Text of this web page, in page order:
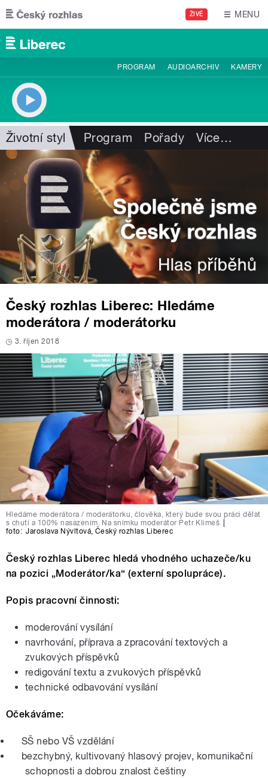
Přejít k hlavnímu obsahu
ŽIVĚ MENU
PROGRAM AUDIOARCHIV KAMERY
Životní styl Program Pořady Více…
Český rozhlas Liberec: Hledáme
moderátora / moderátorku
3. říjen 2018
Hledáme moderátora / moderátorku, člověka, který bude svou práci dělat
s chutí a 100% nasazením. Na snímku moderátor Petr Klimeš
foto: Jaroslava Nývltová,Český rozhlas Liberec
Český rozhlas Liberec hledá vhodného uchazeče/ku
na pozici „Moderátor/ka“ (externí spolupráce).
Popis pracovní činnosti:
moderování vysílání
navrhování, příprava a zpracování textových a
zvukových příspěvků
redigování textu a zvukových příspěvků
technické odbavování vysílání
Očekáváme:
SŠ nebo VŠ vzdělání
bezchybný, kultivovaný hlasový projev, komunikační
schopnosti a dobrou znalost češtiny